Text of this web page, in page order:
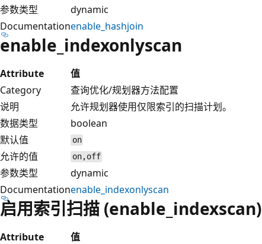
参数类型
dynamic
Documentationenable_hashjoin
enable_indexonlyscan
Attribute
值
Category
查询优化/规划器方法配置
说明
允许规划器使用仅限索引的扫描计划。
数据类型
boolean
默认值
on
允许的值 on,off
参数类型
dynamic
Documentationenable_indexonlyscan
启用索引扫描 (enable_indexscan)
Attribute
值